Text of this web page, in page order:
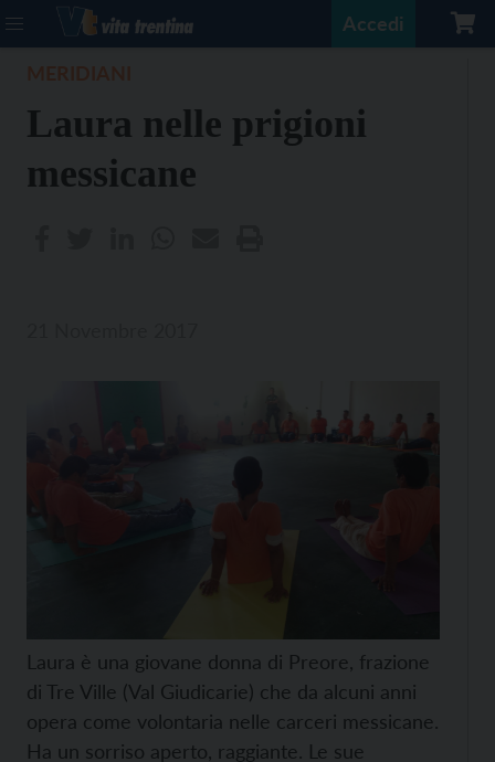
Accedi
Laura nelle prigioni
messicane
Laura è una giovane donna di Preore, frazione
di Tre Ville (Val Giudicarie) che da alcuni anni
opera come volontaria nelle carceri messicane.
Ha un sorriso aperto, raggiante. Le sue